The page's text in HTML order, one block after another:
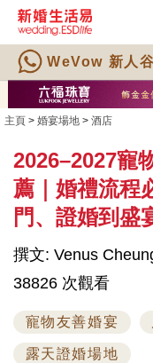
WeVow 新人谷
主頁 > 婚宴場地 > 酒店
2026–2027寵
薦｜婚禮流程
門、證婚到盛
撰文: Venus
38826 次觀看
寵物友善婚宴
露天證婚場地